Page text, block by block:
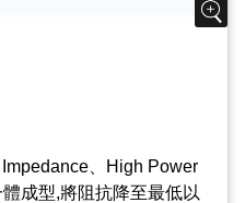
源, 同時斷電器內置紅燈可
3 Port Multifunctional
、High Power
成型,將阻抗降至最低以